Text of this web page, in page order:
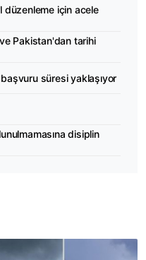
düzenleme için acele
Pakistan'dan tarihi
süresi yaklaşıyor
disiplin